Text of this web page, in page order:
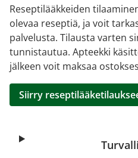
Reseptilääkkeiden
olevaa reseptiä, ja voit
palvelusta. Tilausta varten
tunnistautua. Apteekki
jälkeen voit maksaa
Siirry